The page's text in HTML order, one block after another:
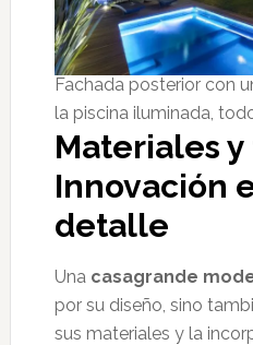
Fachada posterior con
la piscina iluminada,
Materiales
Innovación
detalle
Una casagrande
por su diseño, sino
sus materiales y la